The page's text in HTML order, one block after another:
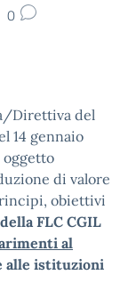
0
Direttiva del
14 gennaio
oggetto
di valore
obiettivi
FLC CGIL
al
alle istituzioni